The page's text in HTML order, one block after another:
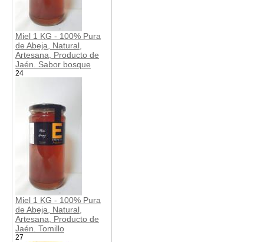
Miel 1 KG - 100% Pura
de Abeja, Natural,
Artesana, Producto de
Jaén. Sabor bosque
24
Miel 1 KG - 100% Pura
de Abeja, Natural,
Artesana, Producto de
Jaén. Tomillo
27